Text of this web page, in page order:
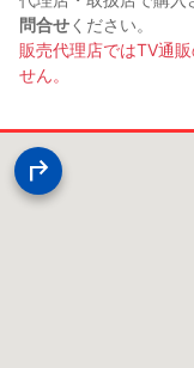
問合せください。
販売代理店ではTV通
せん。